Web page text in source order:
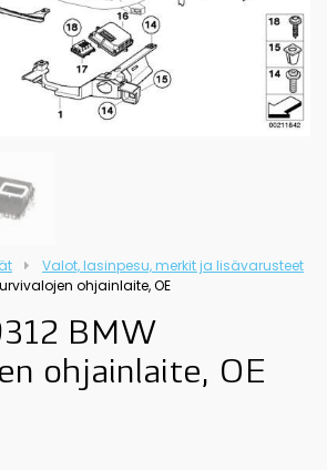
Valot, lasinpesu, merkit ja lisävarusteet
ohjainlaite, OE
BMW
ohjainlaite, OE